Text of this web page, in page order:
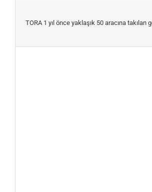
TORA 1 yıl önce yaklaşık 50 aracına